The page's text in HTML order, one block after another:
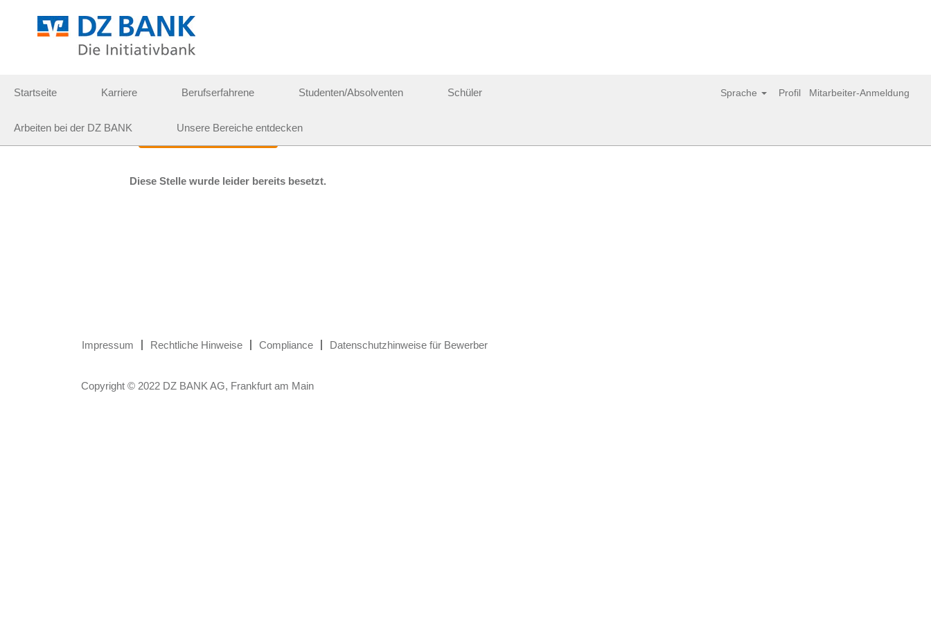
Startseite Karriere Berufserfahrene Studenten/Absolventen Schüler Sprache Profil Mitarbeiter-Anmeldung
Arbeiten bei der DZ BANK Unsere Bereiche entdecken
Weitere Suchoptionen
Diese Stelle wurde leider bereits besetzt.
Impressum Rechtliche Hinweise Compliance Datenschutzhinweise für Bewerber
Copyright © 2022 DZ BANK AG, Frankfurt am Main